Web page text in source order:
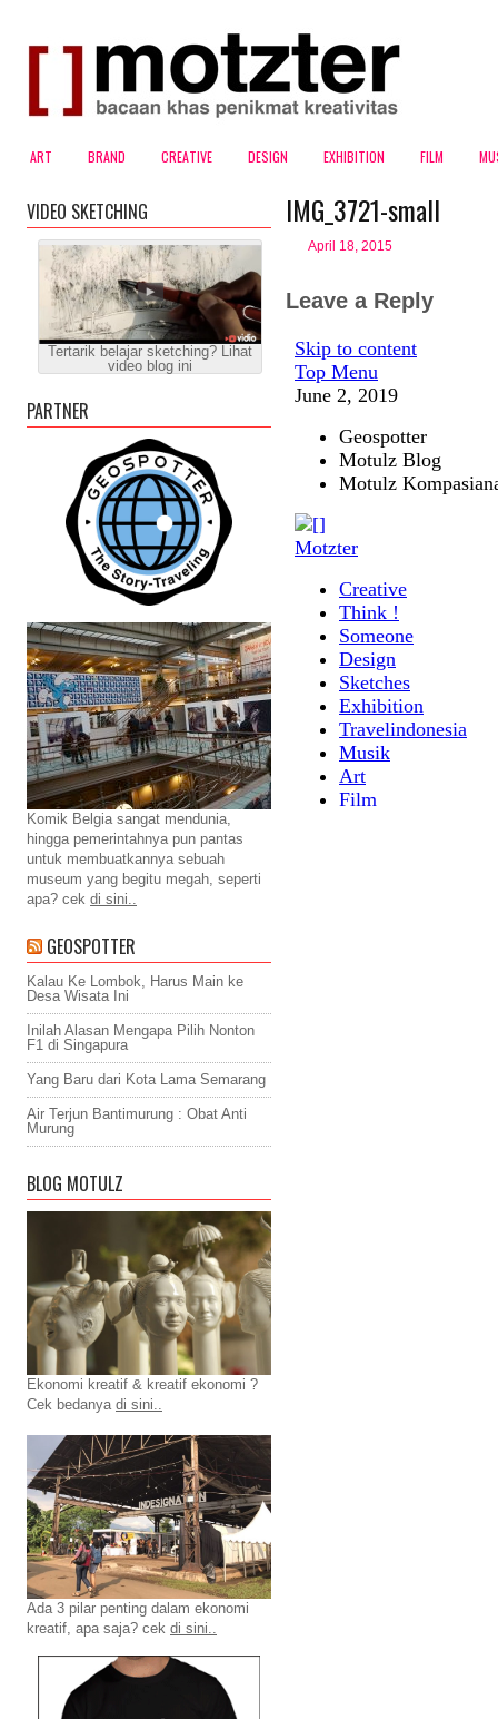
ART BRAND CREATIVE DESIGN EXHIBITION FILM
IMG_3721-small
April 18, 2015
Leave a Reply
VIDEO SKETCHING
Tertarik belajar sketching? Lihat
video blog ini
PARTNER
Komik Belgia sangat mendunia,
hingga pemerintahnya pun pantas
untuk membuatkannya sebuah
museum yang begitu megah, seperti
apa? cek di sini..
GEOSPOTTER
Kalau Ke Lombok, Harus Main ke
Desa Wisata Ini
Inilah Alasan Mengapa Pilih Nonton
F1 di Singapura
Yang Baru dari Kota Lama Semarang
Air Terjun Bantimurung : Obat Anti
Murung
BLOG MOTULZ
Ekonomi kreatif & kreatif ekonomi ?
Cek bedanya di sini..
Ada 3 pilar penting dalam ekonomi
kreatif, apa saja? cek di sini..